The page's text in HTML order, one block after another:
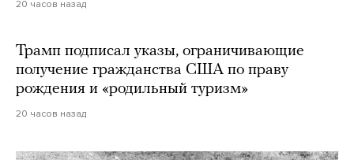
20 часов назад
Трамп подписал указы, ограничивающие
получение гражданства США по праву
рождения и «родильный туризм»
20 часов назад